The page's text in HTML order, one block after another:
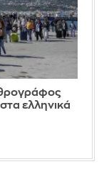
στα ελληνικά